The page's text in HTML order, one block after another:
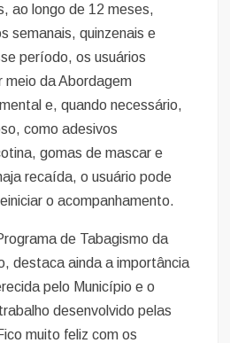
ao longo de 12 meses,
semanais, quinzenais e
período, os usuários
meio da Abordagem
e, quando necessário,
como adesivos
gomas de mascar e
recaída, o usuário pode
o acompanhamento.
de Tabagismo da
destaca ainda a importância
pelo Município e o
desenvolvido pelas
muito feliz com os